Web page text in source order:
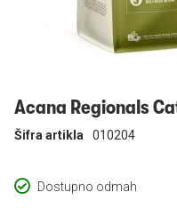
Acana Regionals
Dostupno odmah
Šifra artikla 010204